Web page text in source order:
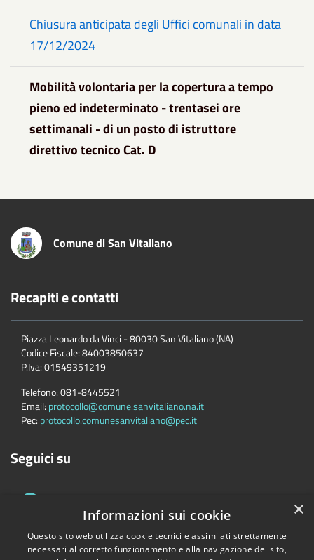
Chiusura anticipata degli Uffici comunali in data
17/12/2024
Mobilità volontaria per la copertura a tempo
pieno ed indeterminato - trentasei ore
settimanali - di un posto di istruttore
direttivo tecnico Cat. D
Comune di San Vitaliano
Recapiti e contatti
Piazza Leonardo da Vinci - 80030 San Vitaliano (NA)
Codice Fiscale:84003850637
P.Iva:01549351219
Telefono:081-8445521
Email: protocollo@comune.sanvitaliano.na.it
Pec: protocollo.comunesanvitaliano@pec.it
Seguici su
×
Informazioni sui cookie
Questo sito web utilizza cookie tecnici e assimilati strettamente
necessari al corretto funzionamento e alla navigazione del sito,